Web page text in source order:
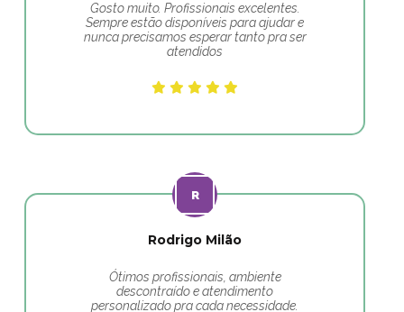
Gosto muito. Profissionais excelentes.
Sempre estão disponíveis para ajudar e
nunca precisamos esperar tanto pra ser
atendidos
Rodrigo Milão
Ótimos profissionais, ambiente
descontraído e atendimento
personalizado pra cada necessidade.